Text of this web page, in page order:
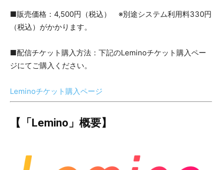
■販売価格：4,500円（税込） ※別途システム利用料330円
（税込）がかかります。
■配信チケット購入方法：下記のLeminoチケット購入ペー
ジにてご購入ください。
Leminoチケット購入ページ
【「Lemino」概要】